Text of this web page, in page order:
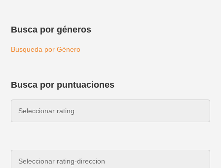
Busca por géneros
Busqueda por Género
Busca por puntuaciones